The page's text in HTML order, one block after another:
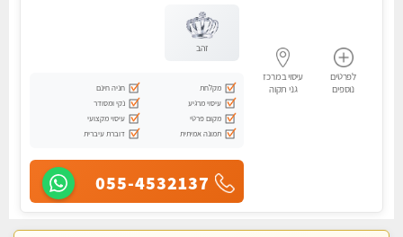
לפרטים
נוספים
עיסוי במרכז
גני תקוה
זהב
מקלחת
חניה חינם
עיסוי מרגיע
נקי ומסודר
מקום פרטי
עיסוי מקצועי
תמונה אמיתית
דוברת עיברית
055-4532137